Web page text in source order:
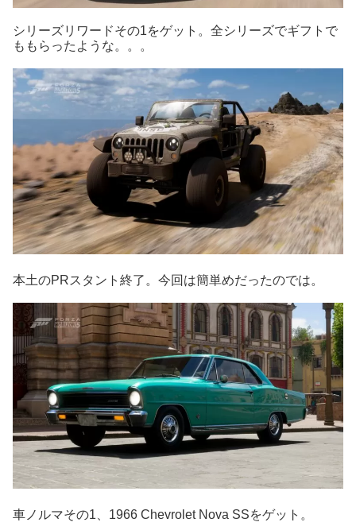
シリーズリワードその1をゲット。全シリーズでギフトで
ももらったような。。。
本土のPRスタント終了。今回は簡単めだったのでは。
車ノルマその1、1966 Chevrolet Nova SSをゲット。